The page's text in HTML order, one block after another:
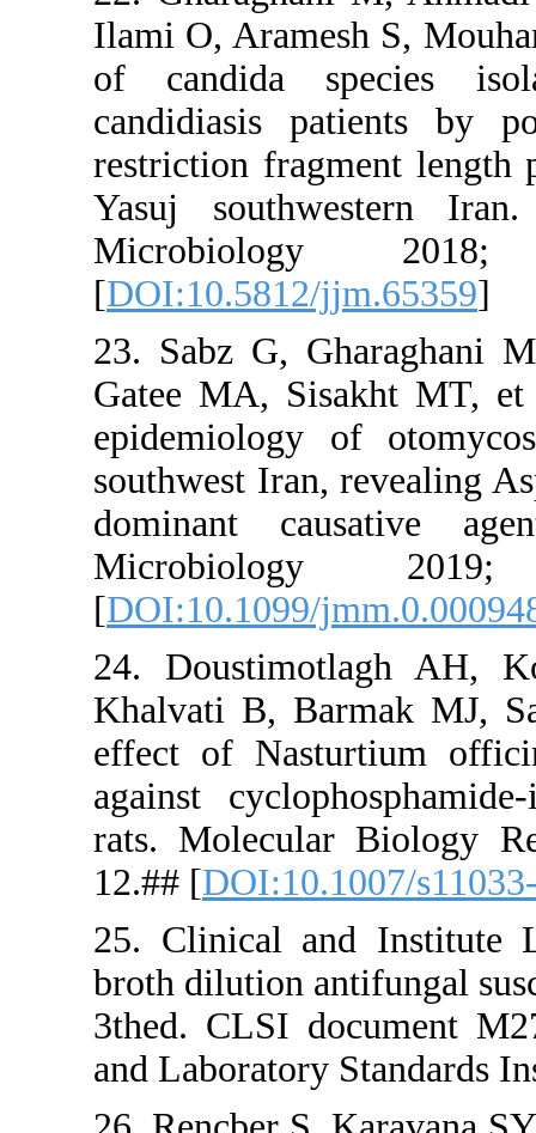
Ilami O,
of
restriction
Yasuj
[
23. Sabz
Gatee
southwest
[
24.
Khalvati
effect of
against
rats.
12.## [
25.
broth
3thed.
and